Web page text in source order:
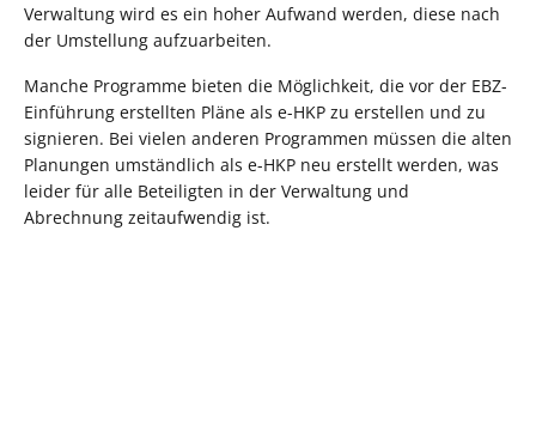
Verwaltung wird es ein hoher Aufwand werden, diese nach
der Umstellung aufzuarbeiten.
Manche Programme bieten die Möglichkeit, die vor der EBZ-
Einführung erstellten Pläne als e-HKP zu erstellen und zu
signieren. Bei vielen anderen Programmen müssen die alten
Planungen umständlich als e-HKP neu erstellt werden, was
leider für alle Beteiligten in der Verwaltung und
Abrechnung zeitaufwendig ist.